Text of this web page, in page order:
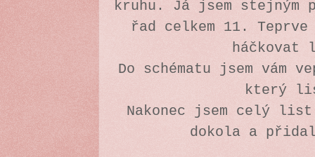
kruhu. Já jsem stejným
řad celkem 11. Teprve
Do schématu jsem vám
který
Nakonec jsem celý list
dokola a